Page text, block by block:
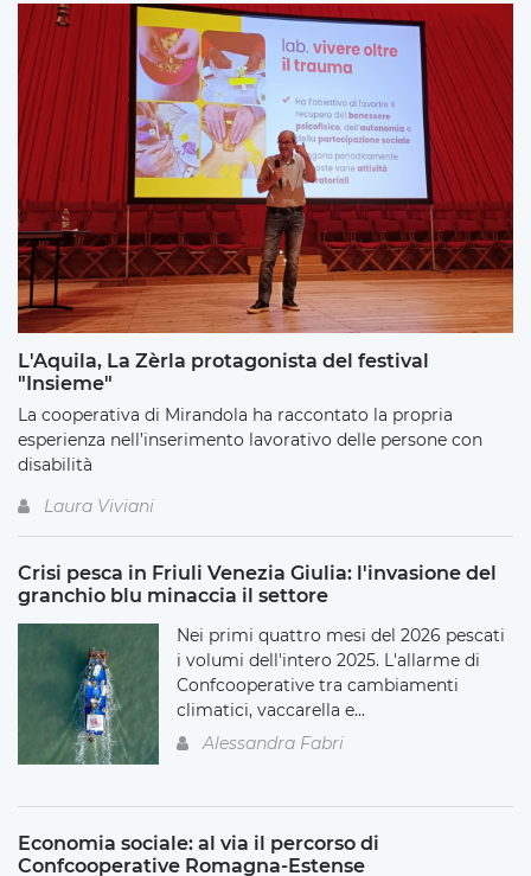
L'Aquila, La Zèrla protagonista del festival
"Insieme"
La cooperativa di Mirandola ha raccontato la propria
esperienza nell’inserimento lavorativo delle persone con
disabilità
Laura Viviani
Crisi pesca in Friuli Venezia Giulia: l'invasione del
granchio blu minaccia il settore
Nei primi quattro mesi del 2026 pescati
i volumi dell'intero 2025. L'allarme di
Confcooperative tra cambiamenti
climatici, vaccarella e...
Alessandra Fabri
Economia sociale: al via il percorso di
Confcooperative Romagna-Estense